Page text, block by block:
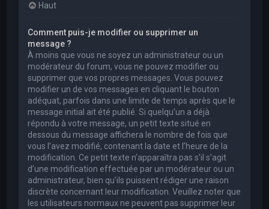
Haut
Comment puis-je modifier ou supprimer un
message ?
À moins que vous ne soyez un administrateur ou un
modérateur du forum, vous ne pouvez modifier ou
supprimer que vos propres messages. Vous pouvez
modifier un de vos messages en cliquant le bouton
adéquat, parfois dans une limite de temps après que le
message initial ait été publié. Si quelqu’un a déjà
répondu à votre message, un petit texte situé en
dessous du message affichera le nombre de fois que
vous l’avez modifié, contenant la date et l’heure de la
modification. Ce petit texte n’apparaîtra pas s’il s’agit
d’une modification effectuée par un modérateur ou un
administrateur, bien qu’ils puissent rédiger une raison
discrète concernant leur modification. Veuillez noter que
les utilisateurs normaux ne peuvent pas supprimer leur